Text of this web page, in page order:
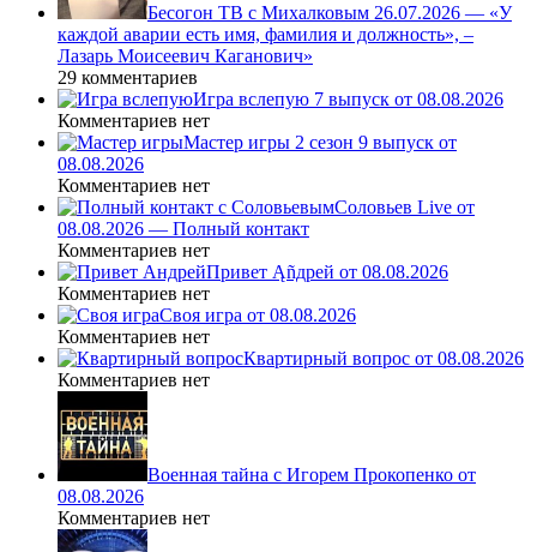
Бесогон ТВ с Михалковым 26.07.2026 — «У
каждой аварии есть имя, фамилия и должность», –
Лазарь Моисеевич Каганович»
29 комментариев
Игра вслепую 7 выпуск от 08.08.2026
Комментариев нет
Мастер игры 2 сезон 9 выпуск от
08.08.2026
Комментариев нет
Соловьев Live от
08.08.2026 — Полный контакт
Комментариев нет
Привет Ąñдpей от 08.08.2026
Комментариев нет
Своя игра от 08.08.2026
Комментариев нет
Квартирный вопрос от 08.08.2026
Комментариев нет
Военная тайна с Игорем Прокопенко от
08.08.2026
Комментариев нет